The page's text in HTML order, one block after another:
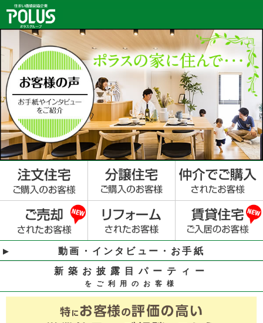
動画・インタビュー・お手紙
新築お披露目パーティー
をご利用のお客様